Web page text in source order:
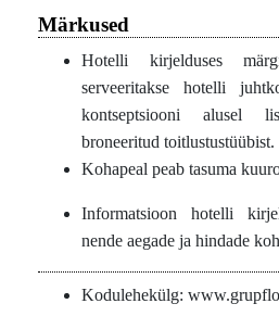
Märkused
Hotelli kirjelduses
serveeritakse hotelli
kontseptsiooni alusel
broneeritud toitlustustüübist.
Kohapeal peab tasuma
Informatsioon hotelli
nende aegade ja hindade
Kodulehekülg: